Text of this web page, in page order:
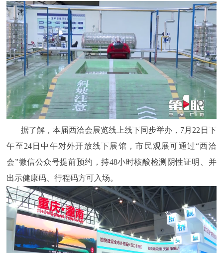
据了解，本届西洽会展览线上线下同步举办，7月22日下
午至24日中午对外开放线下展馆，市民观展可通过“西洽
会”微信公众号提前预约，持48小时核酸检测阴性证明、并
出示健康码、行程码方可入场。